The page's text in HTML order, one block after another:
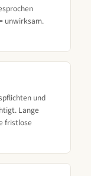
unwirksam.
und
Lange
fristlose